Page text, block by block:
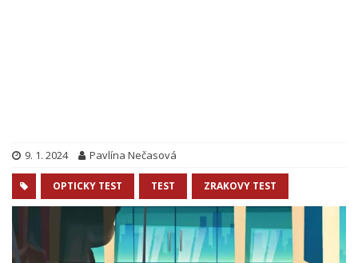
9. 1. 2024 Pavlína Nečasová
OPTICKY TEST TEST ZRAKOVY TEST